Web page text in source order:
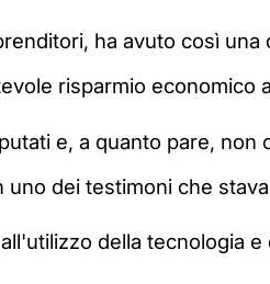
ha avuto così
risparmio
e, a quanto pare,
dei testimoni che
della tecnologia